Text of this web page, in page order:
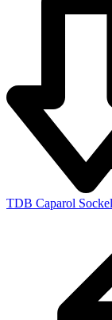
Ersatz für
Ersatz für
Feuchte
Nicht
Nicht
Die
wird im
Weiß
Geeignet für
Verklebung von
Geeignete
Feuchteschutz
Spritzwasser-
TDB Caparol